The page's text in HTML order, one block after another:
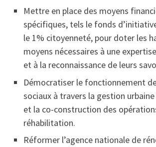
Mettre en place des moyens
spécifiques, tels le fonds
le 1% citoyenneté, pour doter les
moyens nécessaires à une
et à la reconnaissance de leurs
Démocratiser le fonctionnement
sociaux à travers la gestion
et la co-construction des
réhabilitation.
Réformer l’agence nationale de